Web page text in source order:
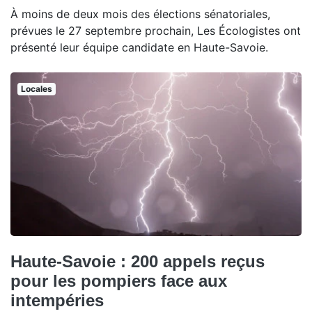
À moins de deux mois des élections sénatoriales,
prévues le 27 septembre prochain, Les Écologistes ont
présenté leur équipe candidate en Haute-Savoie.
Locales
Haute-Savoie : 200 appels reçus
pour les pompiers face aux
intempéries